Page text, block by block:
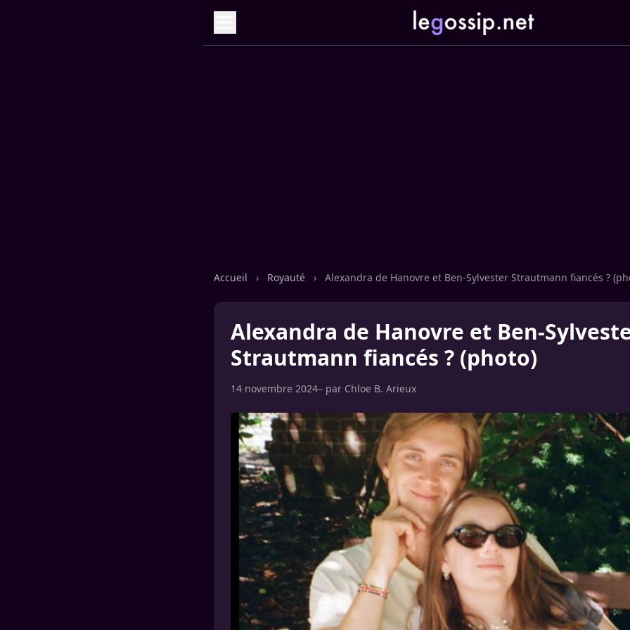
Accueil › Royauté › Alexandra de Hanovre et Ben-Sylvester Strautmann fiancés ?
Alexandra de Hanovre et Ben-
Strautmann fiancés ? (photo)
14 novembre 2024– par Chloe B. Arieux